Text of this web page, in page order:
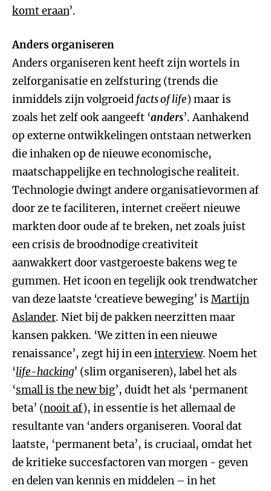
komt eraan’.
Anders organiseren
Anders organiseren kent heeft zijn wortels in
zelforganisatie en zelfsturing (trends die
inmiddels zijn volgroeid facts of life) maar is
zoals het zelf ook aangeeft ‘anders’. Aanhakend
op externe ontwikkelingen ontstaan netwerken
die inhaken op de nieuwe economische,
maatschappelijke en technologische realiteit.
Technologie dwingt andere organisatievormen af
door ze te faciliteren, internet creëert nieuwe
markten door oude af te breken, net zoals juist
een crisis de broodnodige creativiteit
aanwakkert door vastgeroeste bakens weg te
gummen. Het icoon en tegelijk ook trendwatcher
van deze laatste ‘creatieve beweging’ is Martijn
Aslander. Niet bij de pakken neerzitten maar
kansen pakken. ‘We zitten in een nieuwe
renaissance’, zegt hij in eeninterview. Noem het
‘life-hacking’ (slim organiseren), label het als
‘small is the new big’, duidt het als ‘permanent
beta’ (nooit af), in essentie is het allemaal de
resultante van ‘anders organiseren. Vooral dat
laatste, ‘permanent beta’, is cruciaal, omdat het
de kritieke succesfactoren van morgen - geven
en delen van kennis en middelen – in het